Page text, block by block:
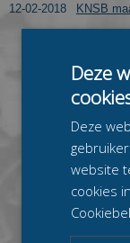
12-02-2018
KNSB
Deze
Deze
website
cookies